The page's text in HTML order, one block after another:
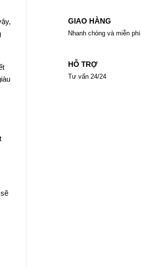
GIAO HÀNG
Nhanh chóng và miễn phí
HỖ TRỢ
Tư vấn 24/24